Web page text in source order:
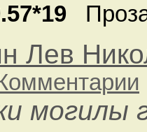
Лев
могилы